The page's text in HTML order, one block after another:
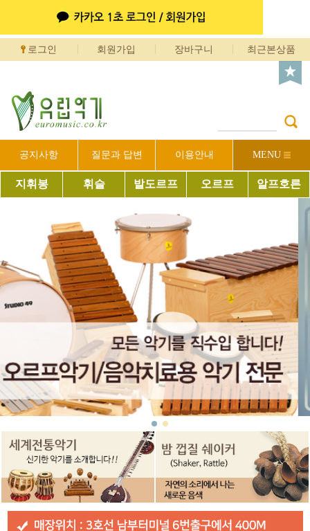
로그인 회원가입 장바구니 최근본상품
공지사항 질문과 답변 이용안내 MENU
지휘봉 휘슬 발도르프 오르프 알프호른